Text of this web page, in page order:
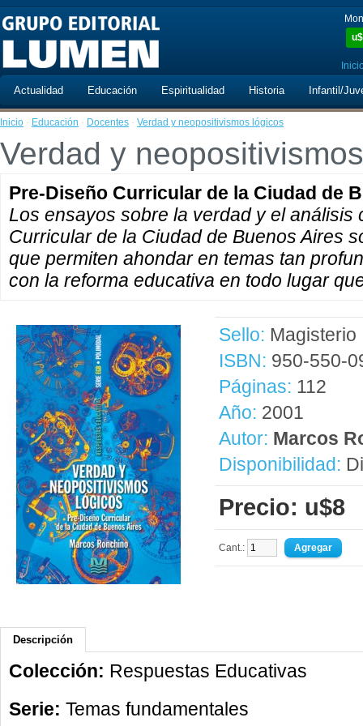
u$
Actualidad Educación Espiritualidad Historia Infantil/
Inicio · Educación · Docentes · Verdad y neopositivismos lógicos
Verdad y
Pre-Diseño Curricular de la Ciudad de
Los ensayos sobre la verdad y el análisis
Curricular de la Ciudad de Buenos Aires
que permiten ahondar en temas tan
con la reforma educativa en todo lugar
Sello: Magisterio
ISBN: 950-550-
Páginas: 112
Año: 2001
Autor: Marcos
Disponibilidad:
Precio: u$8
Cant.:
Descripción
Colección: Respuestas Educativas
Serie: Temas fundamentales